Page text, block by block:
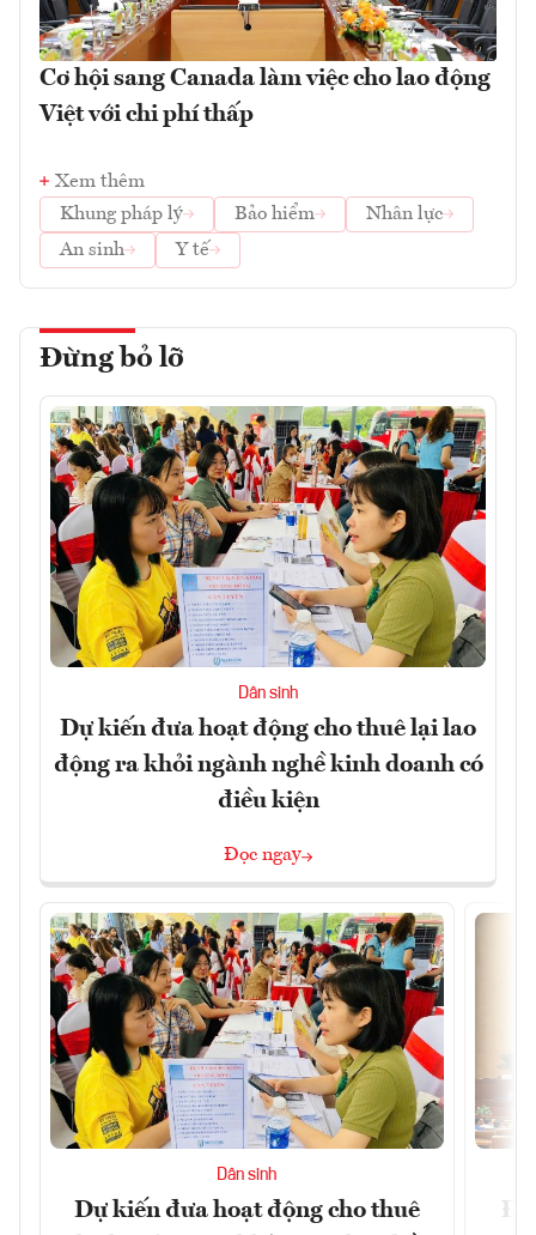
Cơ hội sang Canada làm việc cho lao động
Việt với chi phí thấp
Xem thêm
Khung pháp lý
Bảo hiểm
Nhân lực
An sinh
Y tế
Đừng bỏ lỡ
Dân sinh
Dự kiến đưa hoạt động cho thuê lại lao
động ra khỏi ngành nghề kinh doanh có
điều kiện
Đọc ngay
Dân sinh
Dự kiến đưa hoạt động cho thuê Đề